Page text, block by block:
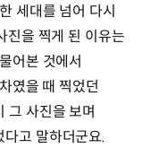
세대를 넘어 다시
진을 찍게 된 이유는
어본 것에서
였을 때 찍었던
그 사진을 보며
고 말하더군요.